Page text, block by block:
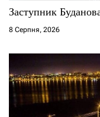
Заступник
8 Серпня, 2026